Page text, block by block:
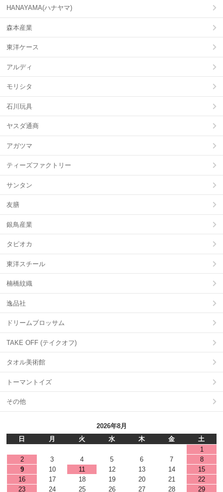
HANAYAMA(ハナヤマ)
森本産業
東洋ケース
アルディ
モリシタ
石川玩具
ヤスダ通商
アガツマ
ティーズファクトリー
サンタン
友膳
銀鳥産業
タピオカ
東洋スチール
楠橋紋織
逸品社
ドリームブロッサム
TAKE OFF (テイクオフ)
タオル美術館
トーマントイズ
その他
2026年8月
日
月 火 水 木 金
土
1
2
3 4 5 6 7
8
9
10 11 12 13 14
15
16
17 18 19 20 21
22
23
24 25 26 27 28 29